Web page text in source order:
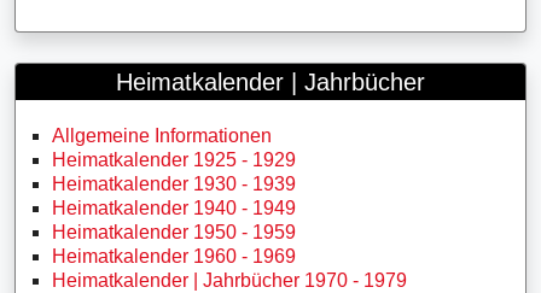
Heimatkalender | Jahrbücher
Allgemeine Informationen
Heimatkalender 1925 - 1929
Heimatkalender 1930 - 1939
Heimatkalender 1940 - 1949
Heimatkalender 1950 - 1959
Heimatkalender 1960 - 1969
Heimatkalender | Jahrbücher 1970 - 1979